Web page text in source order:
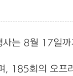
는 8월 17일까
, 185회의 오프